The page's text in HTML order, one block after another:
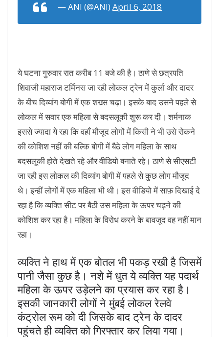
— ANI (@ANI) April 6, 2018
ये घटना गुरुवार रात करीब 11 बजे की है। ठाणे से छत्रपति
शिवाजी महाराज टर्मिनस जा रही लोकल ट्रेन में कुर्ला और दादर
के बीच दिव्यांग बोगी में एक शख्स चढ़ा। इसके बाद उसने पहले से
लोकल में सवार एक महिला से बदसलूकी शुरू कर दी। शर्मनाक
इससे ज्यादा ये रहा कि वहाँ मौजूद लोगों में किसी ने भी उसे रोकने
की कोशिश नहीं की बल्कि बोगी में बैठे लोग महिला के साथ
बदसलूकी होते देखते रहे और वीडियो बनाते रहे। ठाणे से सीएसटी
जा रही इस लोकल की दिव्यांग बोगी में पहले से कुछ लोग मौजूद
थे। इन्हीं लोगों में एक महिला भी थी। इस वीडियो में साफ़ दिखाई दे
रहा है कि व्यक्ति सीट पर बैठी उस महिला के ऊपर चढ़ने की
कोशिश कर रहा है। महिला के विरोध करने के बावजूद वह नहीं मान
रहा।
व्यक्ति ने हाथ में एक बोतल भी पकड़ रखी है जिसमें
पानी जैसा कुछ है। नशे में धुत ये व्यक्ति यह पदार्थ
महिला के ऊपर उड़ेलने का प्रयास कर रहा है।
इसकी जानकारी लोगों ने मुंबई लोकल रेलवे
कंट्रोल रूम को दी जिसके बाद ट्रेन के दादर
पहुंचते ही व्यक्ति को गिरफ्तार कर लिया गया।